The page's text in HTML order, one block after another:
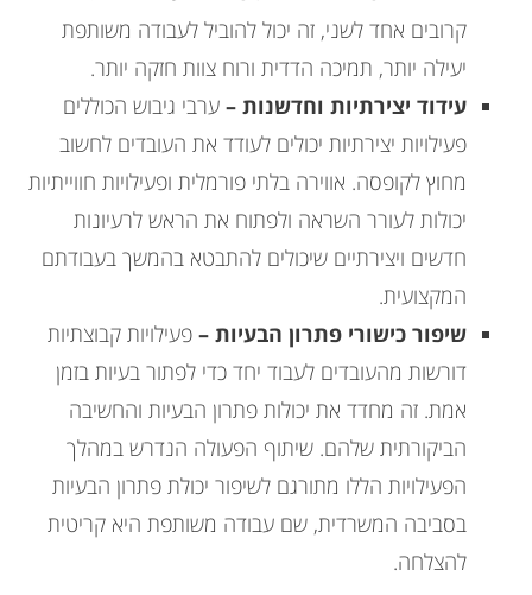
קרובים אחד לשני, זה יכול להוביל לעבודה משותפת
יעילה יותר, תמיכה הדדית ורוח צוות חזקה יותר.
עידוד יצירתיות וחדשנות – ערבי גיבוש הכוללים
פעילויות יצירתיות יכולים לעודד את העובדים לחשוב
מחוץ לקופסה. אווירה בלתי פורמלית ופעילויות חווייתיות
יכולות לעורר השראה ולפתוח את הראש לרעיונות
חדשים ויצירתיים שיכולים להתבטא בהמשך בעבודתם
המקצועית.
שיפור כישורי פתרון הבעיות – פעילויות קבוצתיות
דורשות מהעובדים לעבוד יחד כדי לפתור בעיות בזמן
אמת. זה מחדד את יכולות פתרון הבעיות והחשיבה
הביקורתית שלהם. שיתוף הפעולה הנדרש במהלך
הפעילויות הללו מתורגם לשיפור יכולת פתרון הבעיות
בסביבה המשרדית, שם עבודה משותפת היא קריטית
להצלחה.